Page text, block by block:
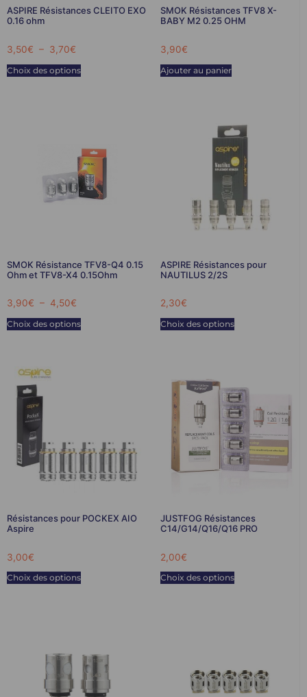
ASPIRE Résistances CLEITO EXO
0.16 ohm
3,50€ – 3,70€
Choix des options
SMOK Résistances TFV8 X-
BABY M2 0.25 OHM
3,90€
Ajouter au panier
SMOK Résistance TFV8-Q4 0.15
Ohm et TFV8-X4 0.15Ohm
3,90€ – 4,50€
Choix des options
ASPIRE Résistances pour
NAUTILUS 2/2S
2,30€
Choix des options
Résistances pour POCKEX AIO
Aspire
3,00€
Choix des options
JUSTFOG Résistances
C14/G14/Q16/Q16 PRO
2,00€
Choix des options